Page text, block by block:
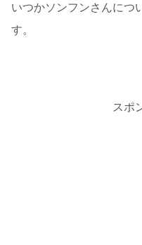
いつかソンフンさんにつ
す。
スポ